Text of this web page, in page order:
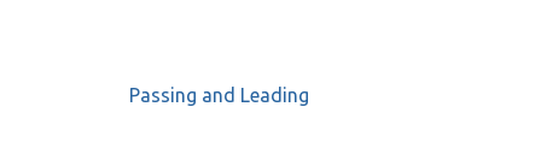
Passing and Leading